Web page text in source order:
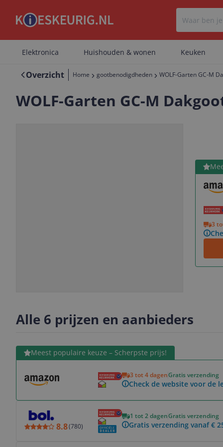
Elektronica Huishouden & wonen Keuken
Overzicht Home gootbenodigdheden WOLF-Garten GC-M
WOLF-Garten GC-M
3
Bekijk
Alle 6 prijzen en aanbieders
Meest populaire keuze – Scherpste prijs!
3 tot 4 dagenGratis verzending
Check de website voor de
Bekijk product
8.8(780)
1 tot 2 dagenGratis verzending
Gratis verzending vanaf €